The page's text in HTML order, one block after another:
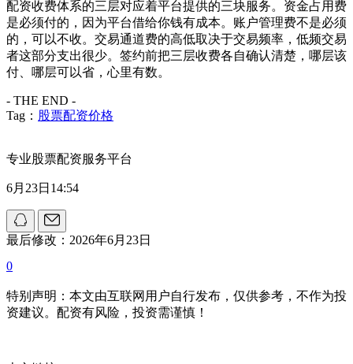
配资收费体系的三层对应着平台提供的三块服务。资金占用费
是必须付的，因为平台借给你钱有成本。账户管理费不是必须
的，可以不收。交易通道费的高低取决于交易频率，低频交易
者这部分支出很少。签约前把三层收费各自确认清楚，哪层该
付、哪层可以省，心里有数。
- THE END -
Tag： 股票配资价格
专业股票配资服务平台
6月23日14:54
最后修改：2026年6月23日
0
特别声明：本文由互联网用户自行发布，仅供参考，不作为投
资建议。配资有风险，投资需谨慎！